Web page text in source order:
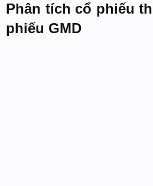
Phân tích cổ phiếu
phiếu GMD